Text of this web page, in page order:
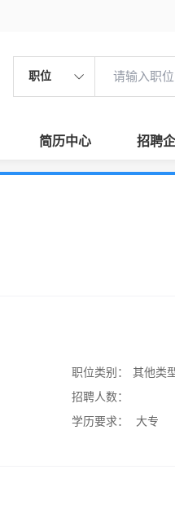
职位
简历中心 招聘
职位类别：
其他类
招聘人数：
学历要求：
大专